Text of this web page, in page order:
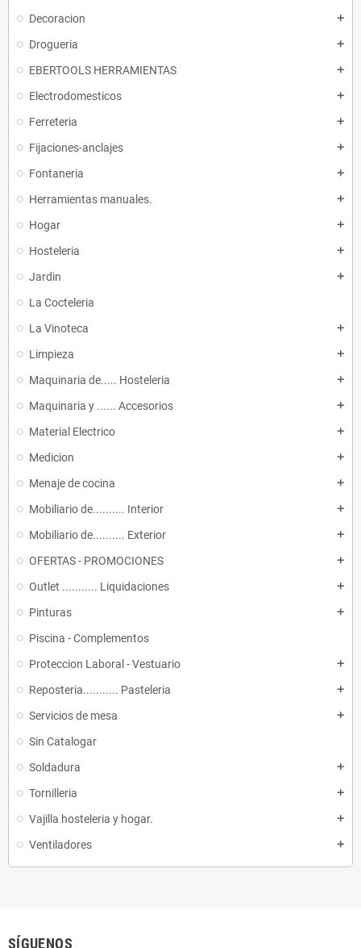
Decoracion add
Drogueria add
EBERTOOLS HERRAMIENTAS add
Electrodomesticos add
Ferreteria add
Fijaciones-anclajes add
Fontaneria add
Herramientas manuales. add
Hogar add
Hosteleria add
Jardin add
La Cocteleria
La Vinoteca
add
Limpieza add
Maquinaria de..... Hosteleria add
Maquinaria y ...... Accesorios add
Material Electrico add
Medicion add
Menaje de cocina add
Mobiliario de.......... Interior add
Mobiliario de.......... Exterior add
OFERTAS - PROMOCIONES add
Outlet ........... Liquidaciones add
Pinturas add
Piscina - Complementos
Proteccion Laboral - Vestuario
add
Reposteria........... Pasteleria add
Servicios de mesa add
Sin Catalogar
Soldadura
add
Tornilleria add
Vajilla hosteleria y hogar. add
Ventiladores add
SÍGUENOS